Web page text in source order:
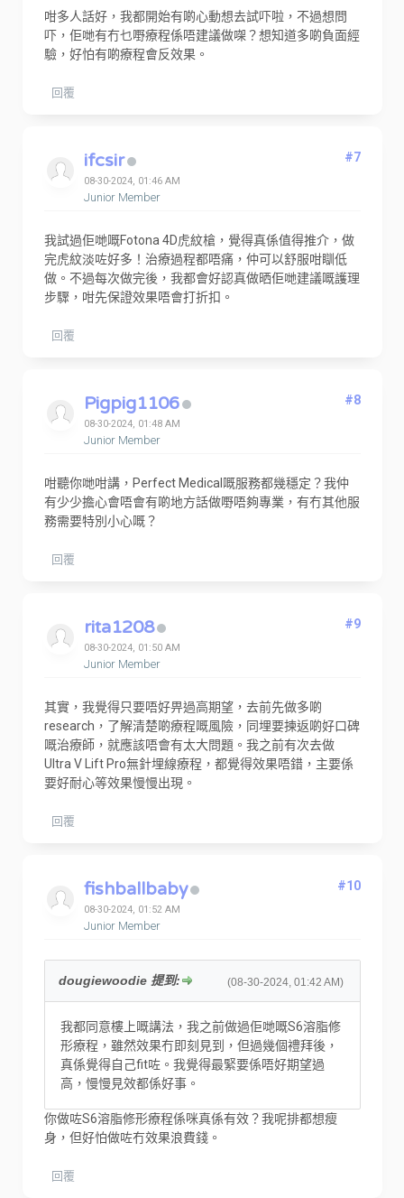
咁多人話好，我都開始有啲心動想去試吓啦，不過想問
吓，佢哋有冇乜嘢療程係唔建議做㗎？想知道多啲負面經
驗，好怕有啲療程會反效果。
回覆
ifcsir
08-30-2024, 01:46 AM
Junior Member
#7
我試過佢哋嘅Fotona 4D虎紋槍，覺得真係值得推介，做
完虎紋淡咗好多！治療過程都唔痛，仲可以舒服咁瞓低
做。不過每次做完後，我都會好認真做晒佢哋建議嘅護理
步驟，咁先保證效果唔會打折扣。
回覆
Pigpig1106
08-30-2024, 01:48 AM
Junior Member
#8
咁聽你哋咁講，Perfect Medical嘅服務都幾穩定？我仲
有少少擔心會唔會有啲地方話做嘢唔夠專業，有冇其他服
務需要特別小心嘅？
回覆
rita1208
08-30-2024, 01:50 AM
Junior Member
#9
其實，我覺得只要唔好畀過高期望，去前先做多啲
research，了解清楚啲療程嘅風險，同埋要揀返啲好口碑
嘅治療師，就應該唔會有太大問題。我之前有次去做
Ultra V Lift Pro無針埋線療程，都覺得效果唔錯，主要係
要好耐心等效果慢慢出現。
回覆
fishballbaby
08-30-2024, 01:52 AM
Junior Member
#10
(08-30-2024, 01:42 AM)
dougiewoodie 提到:
我都同意樓上嘅講法，我之前做過佢哋嘅S6溶脂修
形療程，雖然效果冇即刻見到，但過幾個禮拜後，
真係覺得自己fit咗。我覺得最緊要係唔好期望過
高，慢慢見效都係好事。
你做咗S6溶脂修形療程係咪真係有效？我呢排都想瘦
身，但好怕做咗冇效果浪費錢。
回覆